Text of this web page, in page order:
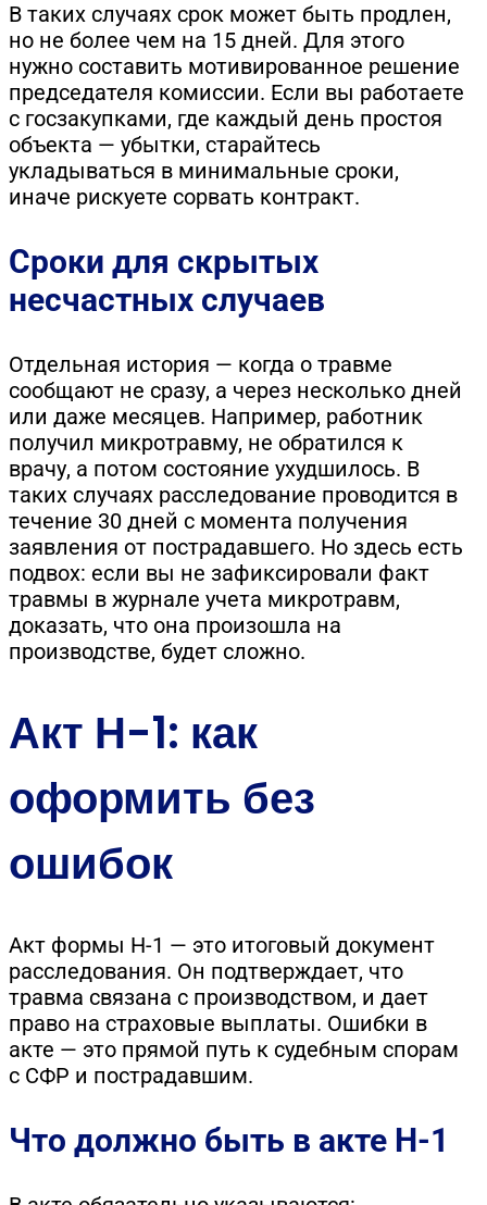
В таких случаях срок может быть продлен,
но не более чем на 15 дней. Для этого
нужно составить мотивированное решение
председателя комиссии. Если вы работаете
с госзакупками, где каждый день простоя
объекта — убытки, старайтесь
укладываться в минимальные сроки,
иначе рискуете сорвать контракт.
Сроки для скрытых
несчастных случаев
Отдельная история — когда о травме
сообщают не сразу, а через несколько дней
или даже месяцев. Например, работник
получил микротравму, не обратился к
врачу, а потом состояние ухудшилось. В
таких случаях расследование проводится в
течение 30 дней с момента получения
заявления от пострадавшего. Но здесь есть
подвох: если вы не зафиксировали факт
травмы в журнале учета микротравм,
доказать, что она произошла на
производстве, будет сложно.
Акт Н-1: как
оформить без
ошибок
Акт формы Н-1 — это итоговый документ
расследования. Он подтверждает, что
травма связана с производством, и дает
право на страховые выплаты. Ошибки в
акте — это прямой путь к судебным спорам
с СФР и пострадавшим.
Что должно быть в акте Н-1